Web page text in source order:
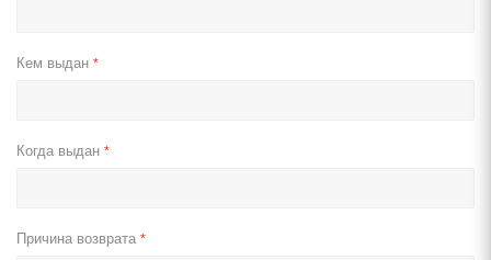
Кем выдан *
Когда выдан *
Причина возврата *